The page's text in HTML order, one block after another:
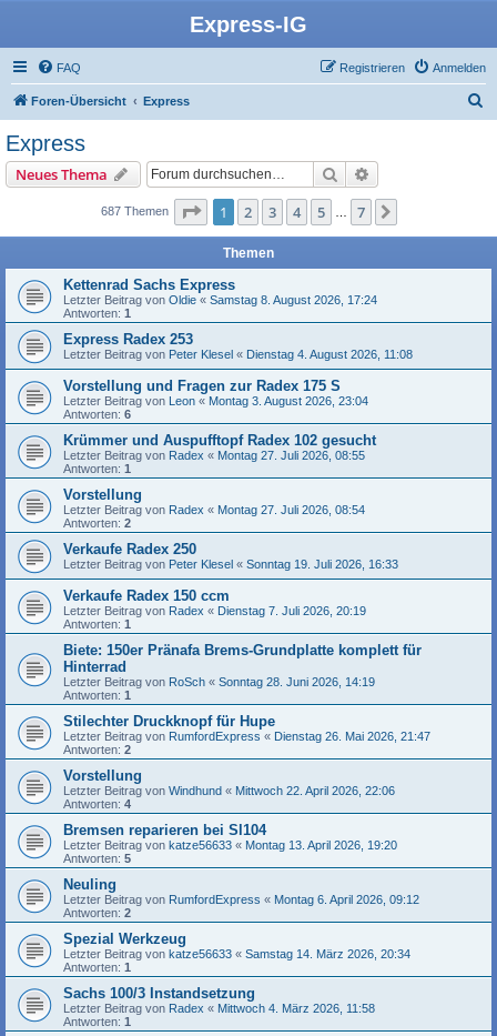
Express-IG
FAQ Anmelden
Registrieren
Foren-Übersicht Express
Express
Neues Thema Suche
687 Themen Seite 1von
1 2 3 4 5 7
Themen
Kettenrad Sachs Express
Letzter Beitrag von Oldie « Samstag 8. August 2026, 17:24
Antworten: 1
Express Radex 253
Letzter Beitrag von Peter Klesel « Dienstag 4. August 2026, 11:08
Vorstellung und Fragen zur Radex 175 S
Letzter Beitrag von Leon « Montag 3. August 2026, 23:04
Antworten: 6
Krümmer und Auspufftopf Radex 102 gesucht
Letzter Beitrag von Radex « Montag 27. Juli 2026, 08:55
Antworten: 1
Vorstellung
Letzter Beitrag von Radex « Montag 27. Juli 2026, 08:54
Antworten: 2
Verkaufe Radex 250
Letzter Beitrag von Peter Klesel « Sonntag 19. Juli 2026, 16:33
Verkaufe Radex 150 ccm
Letzter Beitrag von Radex « Dienstag 7. Juli 2026, 20:19
Antworten: 1
Biete: 150er Pränafa Brems-Grundplatte komplett für
Hinterrad
Letzter Beitrag von RoSch « Sonntag 28. Juni 2026, 14:19
Antworten: 1
Stilechter Druckknopf für Hupe
Letzter Beitrag von RumfordExpress « Dienstag 26. Mai 2026, 21:47
Antworten: 2
Vorstellung
Letzter Beitrag von Windhund « Mittwoch 22. April 2026, 22:06
Antworten: 4
Bremsen reparieren bei Sl104
Letzter Beitrag von katze56633 « Montag 13. April 2026, 19:20
Antworten: 5
Neuling
Letzter Beitrag von RumfordExpress « Montag 6. April 2026, 09:12
Antworten: 2
Spezial Werkzeug
Letzter Beitrag von katze56633 « Samstag 14. März 2026, 20:34
Antworten: 1
Sachs 100/3 Instandsetzung
Letzter Beitrag von Radex « Mittwoch 4. März 2026, 11:58
Antworten: 1